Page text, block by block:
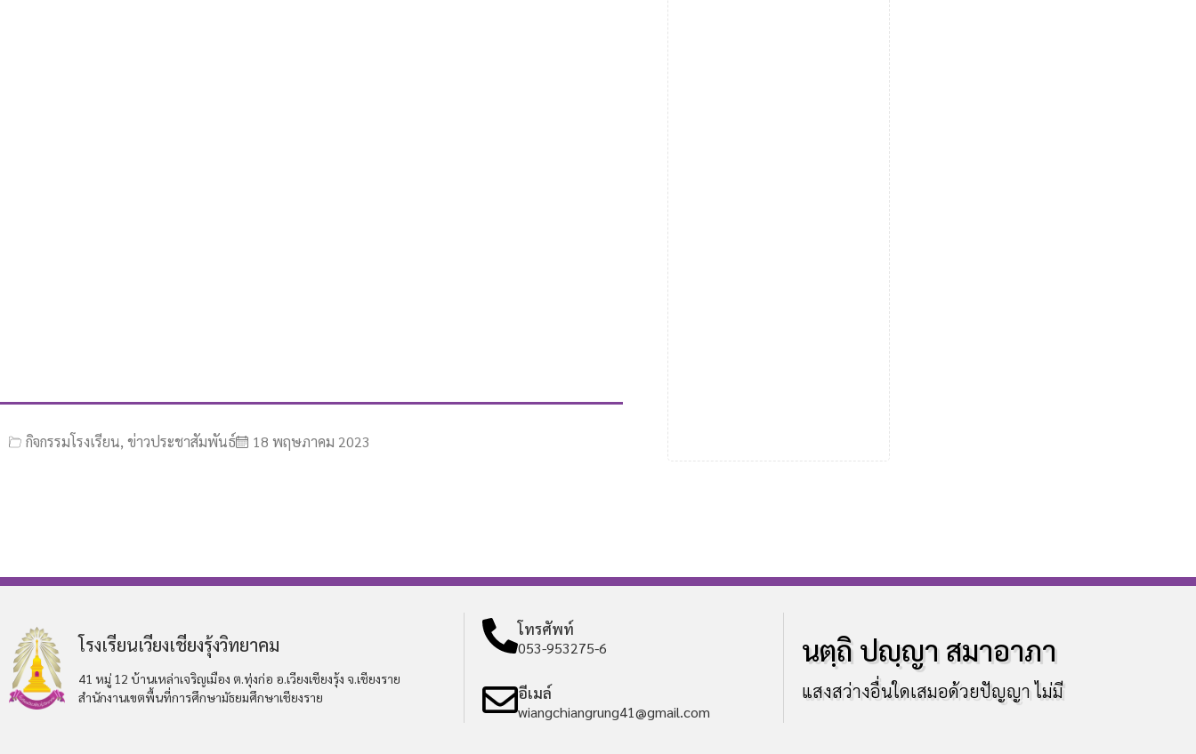
กิจกรรมโรงเรียน, ข่าวประชาสัมพันธ์ 18 พฤษภาคม 2023
โรงเรียนเวียงเชียงรุ้งวิทยาคม
41 หมู่ 12 บ้านเหล่าเจริญเมือง ต.ทุ่งก่อ อ.เวียงเชียงรุ้ง จ.เชียงราย
สำนักงานเขตพื้นที่การศึกษามัธยมศึกษาเชียงราย
โทรศัพท์
053-953275-6
อีเมล์
wiangchiangrung41@gmail.com
นตฺถิ ปญฺญา สมาอาภา
แสงสว่างอื่นใดเสมอด้วยปัญญา ไม่มี